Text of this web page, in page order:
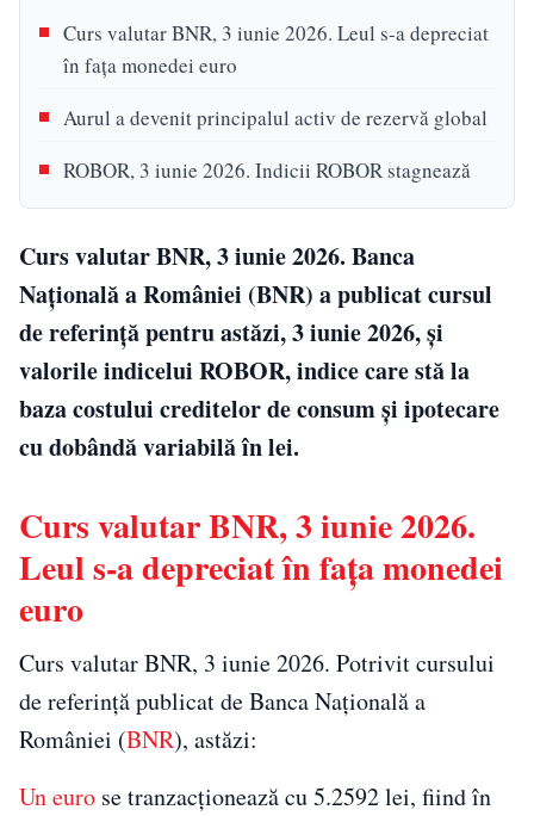
Curs valutar BNR, 3 iunie 2026. Leul s-a depreciat
în fața monedei euro
Aurul a devenit principalul activ de rezervă global
ROBOR, 3 iunie 2026. Indicii ROBOR stagnează
Curs valutar BNR, 3 iunie 2026. Banca
Națională a României (BNR) a publicat cursul
de referință pentru astăzi, 3 iunie 2026, și
valorile indicelui ROBOR, indice care stă la
baza costului creditelor de consum şi ipotecare
cu dobândă variabilă în lei.
Curs valutar BNR, 3 iunie 2026.
Leul s-a depreciat în fața monedei
euro
Curs valutar BNR, 3 iunie 2026. Potrivit cursului
de referință publicat de Banca Națională a
României (BNR), astăzi:
Un euro se tranzacționează cu 5.2592 lei, fiind în